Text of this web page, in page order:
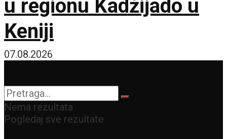
u regionu Kadžijado u
Keniji
07.08.2026
Nema rezultata
Pogledaj sve rezultate